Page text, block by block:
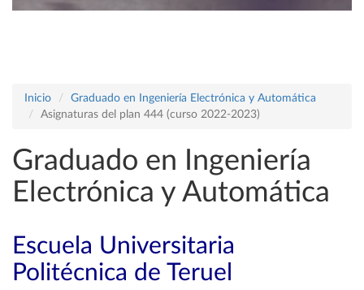
Inicio
Graduado en Ingeniería Electrónica y Automática
Asignaturas del plan 444 (curso 2022-2023)
Graduado en Ingeniería
Electrónica y Automática
Escuela Universitaria
Politécnica de Teruel